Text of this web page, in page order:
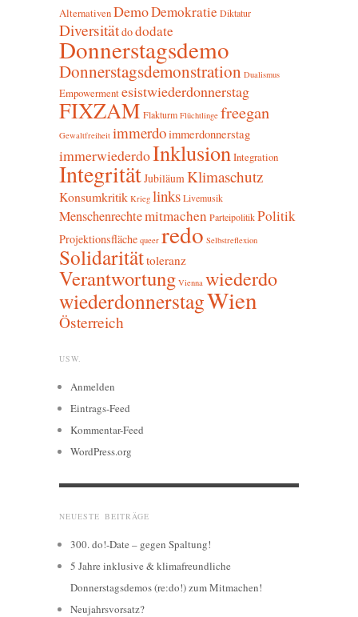
AlternativenDemoDemokratie Diktatur
Diversitätdododate
Donnerstagsdemo
Donnerstagsdemonstration Dualismus
Empowermentesistwiederdonnerstag
FIXZAM Flakturm Flüchtlinge freegan
Gewaltfreiheit immerdoimmerdonnerstag
immerwiederdoInklusion Integration
IntegritätJubiläum Klimaschutz
Konsumkritik Krieg linksLivemusik
Menschenrechtemitmachen ParteipolitikPolitik
Projektionsfläche queer redo Selbstreflexion
Solidaritättoleranz
Verantwortung Vienna wiederdo
wiederdonnerstagWien
Österreich
USW.
Anmelden
Eintrags-Feed
Kommentar-Feed
WordPress.org
NEUESTE BEITRÄGE
300. do!-Date – gegen Spaltung!
5 Jahre inklusive & klimafreundliche
Donnerstagsdemos (re:do!) zum Mitmachen!
Neujahrsvorsatz?